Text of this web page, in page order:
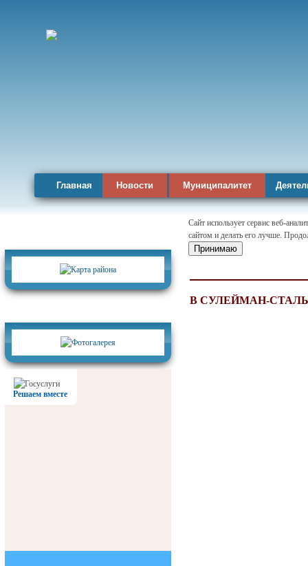
Главная Новости Муниципалитет
Решаем вместе
Сайт использует сервис веб-
сайтом и делать его лучше.
Принимаю
В СУЛЕЙМАН-